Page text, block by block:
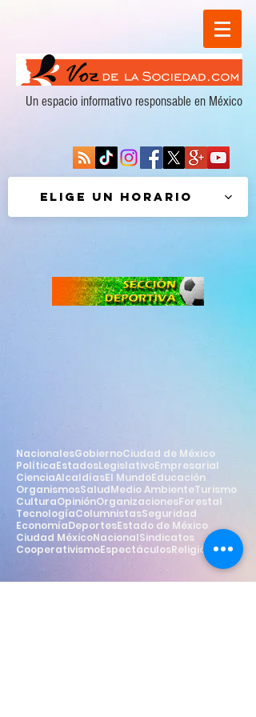
Un espacio informativo responsable en México
Elige un horario
NacionalesGobiernoCiudad de México
PolíticaEstadosLegislativoEmpresarial
CienciaAlcaldíasEl MundoEducación
OrganismosSaludMedio AmbienteTurismo
CulturaOpiniónOrganizacionesForestal
TecnologíaColumnistasSeguridad
EconomíaDeportesEstado de México
Ciudad MéxicoNacionalSindicatos
CooperativismoEspectáculosReligión Estilo